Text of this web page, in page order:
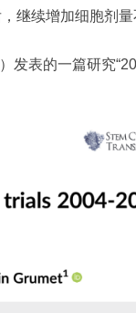
继续增加细胞剂量
发表的一篇研究